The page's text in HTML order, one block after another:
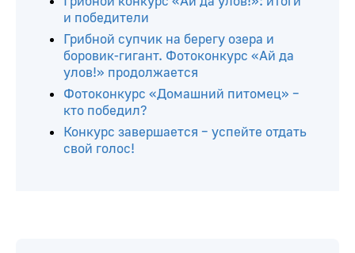
и победители
Грибной супчик на берегу озера и
боровик-гигант. Фотоконкурс «Ай да
улов!» продолжается
Фотоконкурс «Домашний питомец» –
кто победил?
Конкурс завершается – успейте отдать
свой голос!